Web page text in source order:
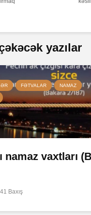
yazılar
FƏTVALAR NAMAZ
namaz vaxtları
41 Baxış